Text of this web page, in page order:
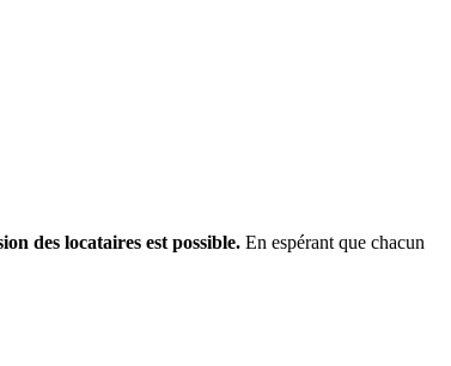
des locataires est possible. En espérant que chacun